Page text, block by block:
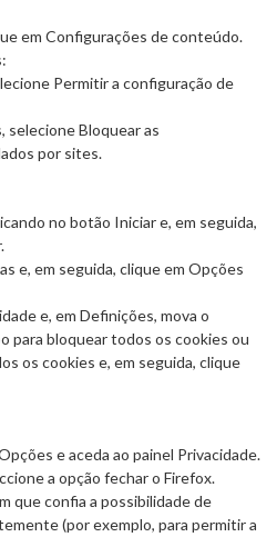
em Configurações de conteúdo.
Permitir a configuração de
selecione Bloquear as
por sites.
no botão Iniciar e, em seguida,
e, em seguida, clique em Opções
e, em Definições, mova o
para bloquear todos os cookies ou
os cookies e, em seguida, clique
e aceda ao painel Privacidade.
a opção fechar o Firefox.
que confia a possibilidade de
(por exemplo, para permitir a